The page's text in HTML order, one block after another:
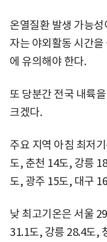
온열질환 발생 가능
자는 야외활동 시간
에 유의해야 한다.
또 당분간 전국 내륙
크겠다.
주요 지역 아침 최저
도, 춘천 14도, 강릉
도, 광주 15도, 대구
낮 최고기온은 서울
31.1도, 강릉 28.4도,